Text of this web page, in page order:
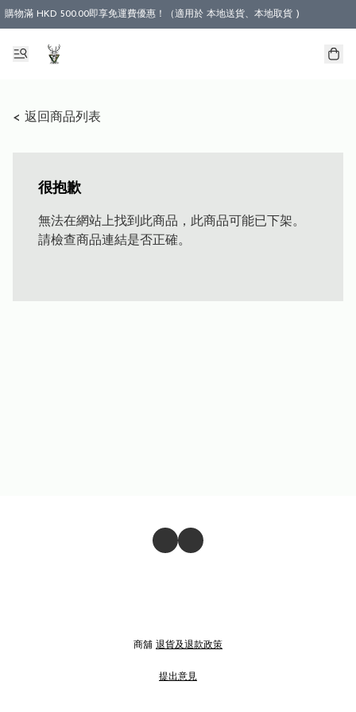
購物滿 HKD 500.00即享免運費優惠！（適用於 本地送貨、本地取貨 )
< 返回商品列表
很抱歉
無法在網站上找到此商品，此商品可能已下架。
請檢查商品連結是否正確。
商舖 退貨及退款政策
提出意見